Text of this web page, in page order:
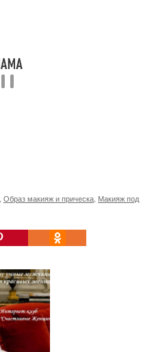
Образ макияж и прическа Макияж под